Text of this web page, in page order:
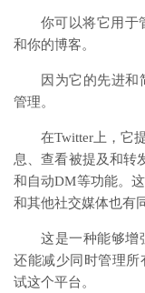
你可以将它用于
和你的博客。
因为它的先进和
管理。
在Twitter上，它
息、查看被提及和转
和自动DM等功能。
和其他社交媒体也有
这是一种能够增
还能减少同时管理
试这个平台。